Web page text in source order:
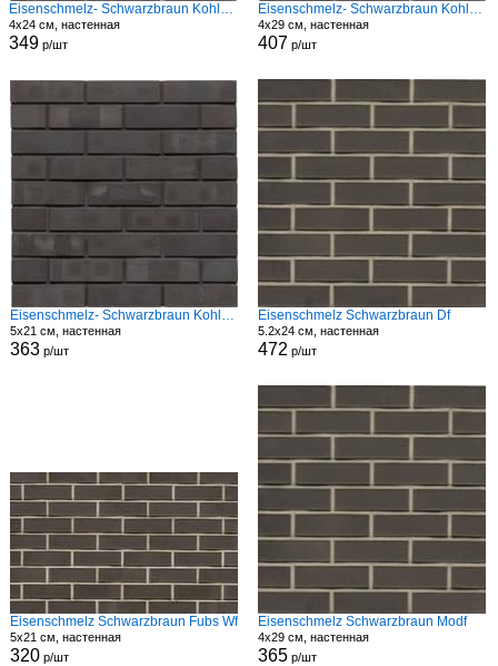
Eisenschmelz- Schwarzbraun Kohle Spezial Hf
4x24 см, настенная
349 р/шт
Eisenschmelz- Schwarzbraun Kohle Spezial Modf
4x29 см, настенная
407 р/шт
Eisenschmelz- Schwarzbraun Kohle Spezial Wf
5x21 см, настенная
363р/шт
Eisenschmelz Schwarzbraun Df
5.2x24 см, настенная
472 р/шт
Eisenschmelz Schwarzbraun Fubs Wf
5x21 см, настенная
320р/шт
Eisenschmelz Schwarzbraun Modf
4x29 см, настенная
365 р/шт